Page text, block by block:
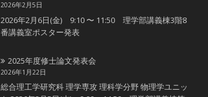
2026年2月5日
2026年2月6日(金) 9:10 〜 11:50 理学部講義棟3階8
番講義室ポスター発表
2025年度修士論文発表会
2026年1月22日
総合理工学研究科 理学専攻 理科学分野 物理学ユニッ